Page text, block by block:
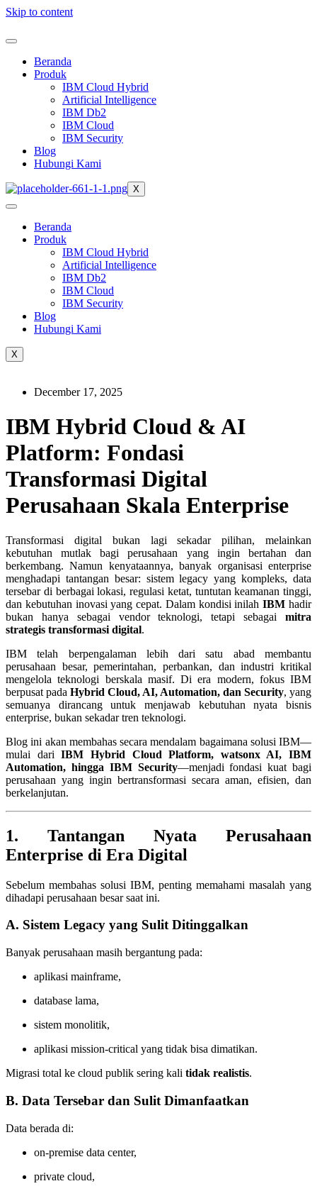
Skip to content
Beranda
Produk
IBM Cloud Hybrid
Artificial Intelligence
IBM Db2
IBM Cloud
IBM Security
Blog
Hubungi Kami
X
Beranda
Produk
IBM Cloud Hybrid
Artificial Intelligence
IBM Db2
IBM Cloud
IBM Security
Blog
Hubungi Kami
X
December 17, 2025
IBM Hybrid Cloud & AI
Platform: Fondasi
Transformasi Digital
Perusahaan Skala Enterprise
Transformasi digital bukan lagi sekadar pilihan, melainkan
kebutuhan mutlak bagi perusahaan yang ingin bertahan dan
berkembang. Namun kenyataannya, banyak organisasi enterprise
menghadapi tantangan besar: sistem legacy yang kompleks, data
tersebar di berbagai lokasi, regulasi ketat, tuntutan keamanan tinggi,
dan kebutuhan inovasi yang cepat. Dalam kondisi inilahIBM hadir
bukan hanya sebagai vendor teknologi, tetapi sebagai mitra
strategis transformasi digital.
IBM telah berpengalaman lebih dari satu abad membantu
perusahaan besar, pemerintahan, perbankan, dan industri kritikal
mengelola teknologi berskala masif. Di era modern, fokus IBM
berpusat pada Hybrid Cloud, AI, Automation, dan Security, yang
semuanya dirancang untuk menjawab kebutuhan nyata bisnis
enterprise, bukan sekadar tren teknologi.
Blog ini akan membahas secara mendalam bagaimana solusi IBM—
mulai dariIBM Hybrid Cloud Platform, watsonx AI, IBM
Automation, hingga IBM Security—menjadi fondasi kuat bagi
perusahaan yang ingin bertransformasi secara aman, efisien, dan
berkelanjutan.
1. Tantangan Nyata Perusahaan
Enterprise di Era Digital
Sebelum membahas solusi IBM, penting memahami masalah yang
dihadapi perusahaan besar saat ini.
A. Sistem Legacy yang Sulit Ditinggalkan
Banyak perusahaan masih bergantung pada:
aplikasi mainframe,
database lama,
sistem monolitik,
aplikasi mission-critical yang tidak bisa dimatikan.
Migrasi total ke cloud publik sering kali tidak realistis.
B. Data Tersebar dan Sulit Dimanfaatkan
Data berada di:
on-premise data center,
private cloud,